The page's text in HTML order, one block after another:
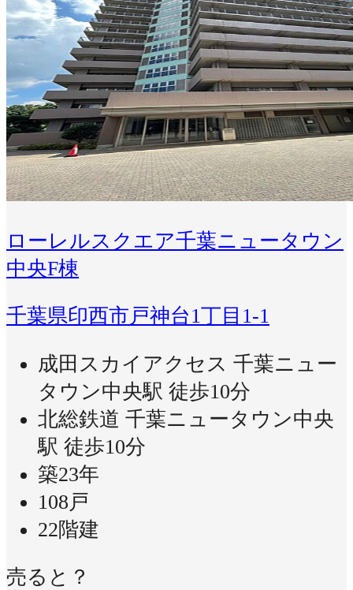
ローレルスクエア千葉ニュータウン
中央F棟
千葉県印西市戸神台1丁目1-1
成田スカイアクセス 千葉ニュー
タウン中央駅 徒歩10分
北総鉄道 千葉ニュータウン中央
駅 徒歩10分
築23年
108戸
22階建
売ると？